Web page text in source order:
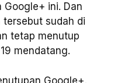
Google+ ini. Dan
tersebut sudah di
tetap menutup
mendatang.
Google+,